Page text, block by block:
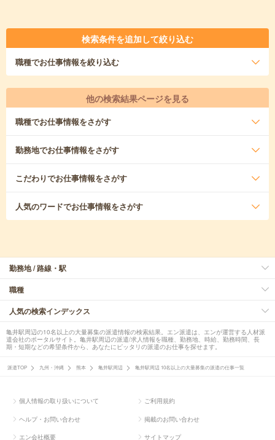
検索条件を追加して絞り込む
職種でお仕事情報を絞り込む
他の検索結果ページを見る
職種でお仕事情報をさがす
勤務地でお仕事情報をさがす
こだわりでお仕事情報をさがす
人気のワードでお仕事情報をさがす
勤務地 / 路線・駅
職種
人気の検索インデックス
亀井駅周辺の10名以上の大量募集の派遣情報の検索結果。エン派遣は、エンが運営する人材派
遣会社のポータルサイト。亀井駅周辺の派遣/求人情報を職種、勤務地、時給、勤務時間、長
期・短期などの希望条件から、あなたにピッタリの派遣のお仕事を探せます。
派遣TOP 九州・沖縄 熊本 亀井駅周辺 亀井駅周辺 10名以上の大量募集の派遣の仕事一覧
個人情報の取り扱いについて ご利用規約
ヘルプ・お問い合わせ 掲載のお問い合わせ
エン会社概要 サイトマップ